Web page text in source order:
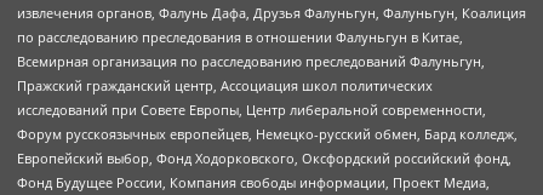
извлечения органов, Фалунь Дафа, Друзья Фалуньгун, Фалуньгун, Коалиция
по расследованию преследования в отношении Фалуньгун в Китае,
Всемирная организация по расследованию преследований Фалуньгун,
Пражский гражданский центр, Ассоциация школ политических
исследований при Совете Европы, Центр либеральной современности,
Форум русскоязычных европейцев, Немецко-русский обмен, Бард колледж,
Европейский выбор, Фонд Ходорковского, Оксфордский российский фонд,
Фонд Будущее России, Компания свободы информации, Проект Медиа,